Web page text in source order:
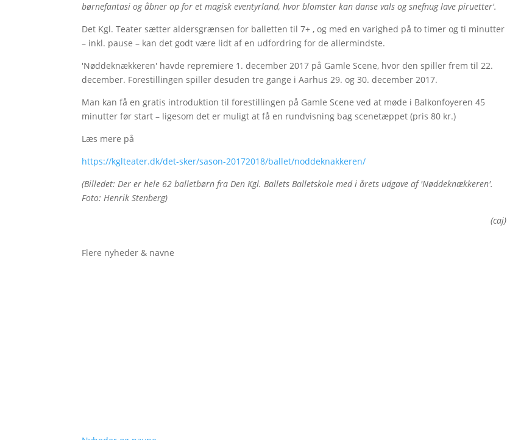
børnefantasi og åbner op for et magisk eventyrland, hvor blomster kan danse vals og snefnug lave piruetter'.
Det Kgl. Teater sætter aldersgrænsen for balletten til 7+ , og med en varighed på to timer og ti minutter
– inkl. pause – kan det godt være lidt af en udfordring for de allermindste.
'Nøddeknækkeren' havde repremiere 1. december 2017 på Gamle Scene, hvor den spiller frem til 22.
december. Forestillingen spiller desuden tre gange i Aarhus 29. og 30. december 2017.
Man kan få en gratis introduktion til forestillingen på Gamle Scene ved at møde i Balkonfoyeren 45
minutter før start – ligesom det er muligt at få en rundvisning bag scenetæppet (pris 80 kr.)
Læs mere på
https://kglteater.dk/det-sker/sason-20172018/ballet/noddeknakkeren/
(Billedet: Der er hele 62 balletbørn fra Den Kgl. Ballets Balletskole med i årets udgave af 'Nøddeknækkeren'.
Foto: Henrik Stenberg)
(caj)
Flere nyheder & navne